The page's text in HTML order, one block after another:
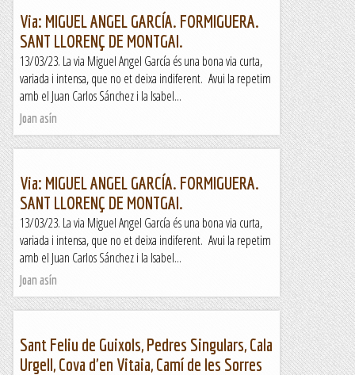
Via: MIGUEL ANGEL GARCÍA. FORMIGUERA.
SANT LLORENÇ DE MONTGAI.
13/03/23. La via Miguel Angel García és una bona via curta,
variada i intensa, que no et deixa indiferent. Avui la repetim
amb el Juan Carlos Sánchez i la Isabel...
Joan asín
Via: MIGUEL ANGEL GARCÍA. FORMIGUERA.
SANT LLORENÇ DE MONTGAI.
13/03/23. La via Miguel Angel García és una bona via curta,
variada i intensa, que no et deixa indiferent. Avui la repetim
amb el Juan Carlos Sánchez i la Isabel...
Joan asín
Sant Feliu de Guixols, Pedres Singulars, Cala
Urgell, Cova d'en Vitaia, Camí de les Sorres